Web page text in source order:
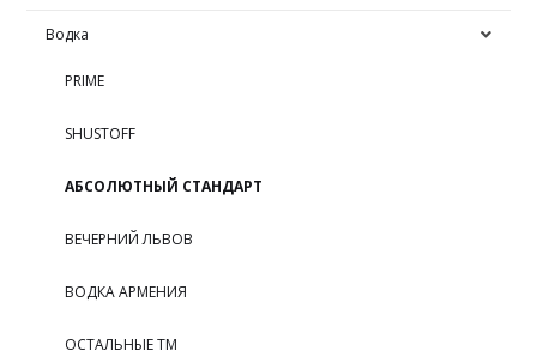
Водка
PRIME
SHUSTOFF
АБСОЛЮТНЫЙ СТАНДАРТ
ВЕЧЕРНИЙ ЛЬВОВ
ВОДКА АРМЕНИЯ
ОСТАЛЬНЫЕ ТМ